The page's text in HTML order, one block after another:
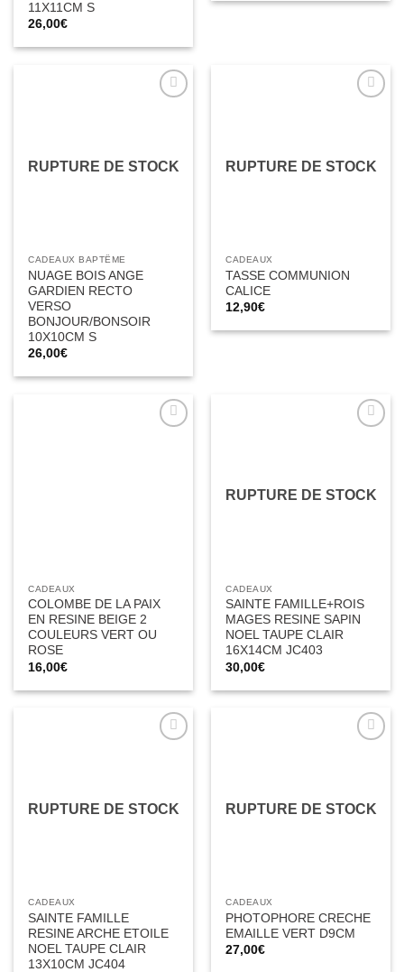
11X11CM S
26,00€
RUPTURE DE STOCK
CADEAUX BAPTÊME
NUAGE BOIS ANGE
GARDIEN RECTO
VERSO
BONJOUR/BONSOIR
10X10CM S
26,00€
RUPTURE DE STOCK
CADEAUX
TASSE COMMUNION
CALICE
12,90€
CADEAUX
COLOMBE DE LA PAIX
EN RESINE BEIGE 2
COULEURS VERT OU
ROSE
16,00€
RUPTURE DE STOCK
CADEAUX
SAINTE FAMILLE+ROIS
MAGES RESINE SAPIN
NOEL TAUPE CLAIR
16X14CM JC403
30,00€
RUPTURE DE STOCK
CADEAUX
SAINTE FAMILLE
RESINE ARCHE ETOILE
NOEL TAUPE CLAIR
13X10CM JC404
RUPTURE DE STOCK
CADEAUX
PHOTOPHORE CRECHE
EMAILLE VERT D9CM
27,00€